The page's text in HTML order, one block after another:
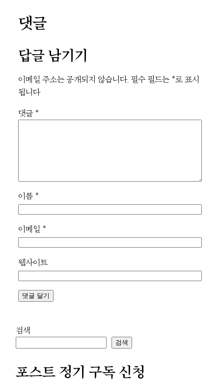
댓글
답글 남기기
이메일 주소는 공개되지 않습니다. 필수 필드는 *로 표시
됩니다
댓글 *
이름 *
이메일 *
웹사이트
검색
검색
포스트 정기 구독 신청